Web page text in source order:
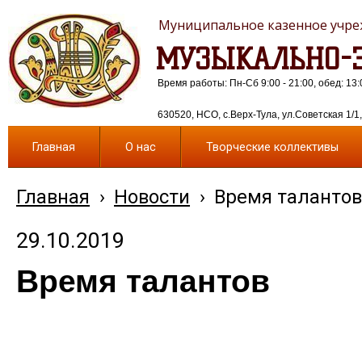
МУЗЫКАЛЬНО-
Муниципальное казенное
630520, НСО, с.Верх-Тула, ул.Советская 1/
Время работы: Пн-Сб 9:00 - 21:00, обед:
Главная О нас Творческие коллективы
Главная › Новости › Время талантов
29.10.2019
Время талантов